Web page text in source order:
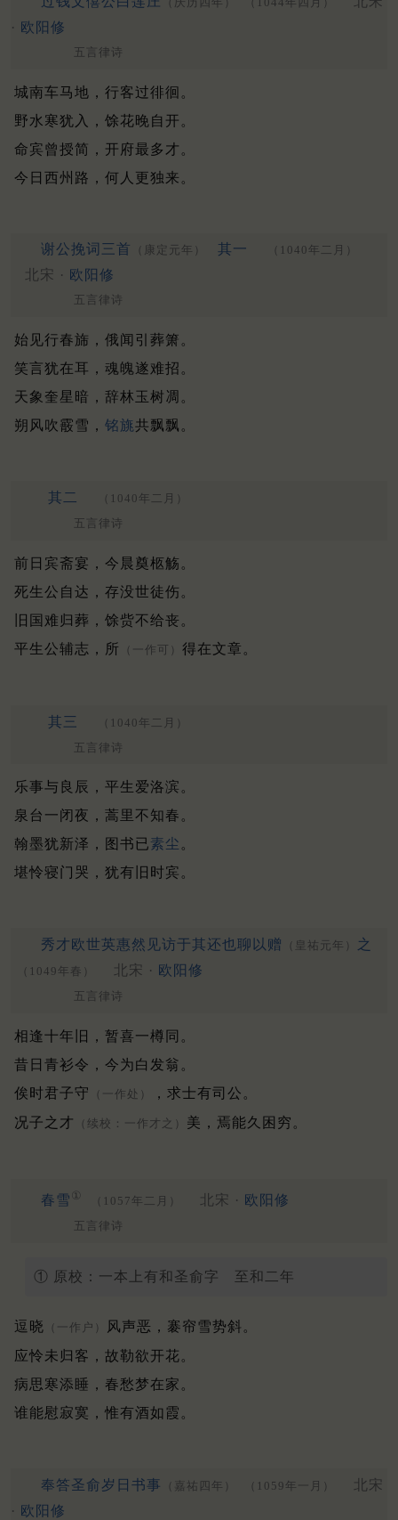
· 欧阳修
五言律诗
城南车马地，行客过徘徊。
野水寒犹入，馀花晚自开。
命宾曾授简，开府最多才。
今日西州路，何人更独来。
谢公挽词三首 （康定元年） 其一 （1040年二月）
北宋 · 欧阳修
五言律诗
始见行春旆，俄闻引葬箫。
笑言犹在耳，魂魄遂难招。
天象奎星暗，辞林玉树凋。
朔风吹霰雪， 铭旐共飘飘。
其二
（1040年二月）
五言律诗
前日宾斋宴，今晨奠柩觞。
死生公自达，存没世徒伤。
旧国难归葬，馀赀不给丧。
平生公辅志，所
（一作可） 得在文章。
其三
（1040年二月）
五言律诗
乐事与良辰，平生爱洛滨。
泉台一闭夜，蒿里不知春。
翰墨犹新泽，图书已素尘 。
堪怜寝门哭，犹有旧时宾。
秀才欧世英惠然见访于其还也聊以赠 （皇祐元年） 之
（1049年春） 北宋 · 欧阳修
五言律诗
相逢十年旧，暂喜一樽同。
昔日青衫令，今为白发翁。
俟时君子守
（一作处）
，求士有司公。
况子之才
（续校：一作才之） 美，焉能久困穷。
春雪 ① （1057年二月） 北宋 · 欧阳修
五言律诗
① 原校：一本上有和圣俞字 至和二年
逗晓 （一作户）
风声恶，褰帘雪势斜。
应怜未归客，故勒欲开花。
病思寒添睡，春愁梦在家。
谁能慰寂寞，惟有酒如霞。
奉答圣俞岁日书事 （嘉祐四年） （1059年一月）
北宋
· 欧阳修